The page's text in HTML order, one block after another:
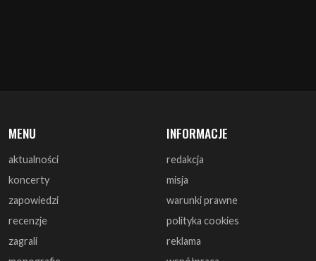
MENU
aktualności
koncerty
zapowiedzi
recenzje
zagrali
INFORMACJE
redakcja
misja
warunki prawne
polityka cookies
reklama